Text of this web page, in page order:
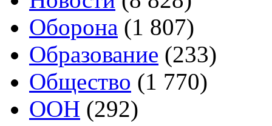
Оборона (1 807)
Образование (233)
Общество (1 770)
ООН (292)